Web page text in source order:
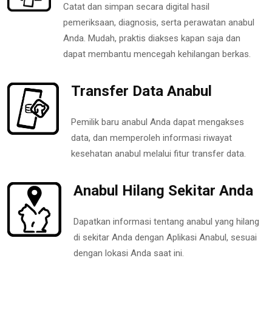
Catat dan simpan secara digital hasil
pemeriksaan, diagnosis, serta perawatan anabul
Anda. Mudah, praktis diakses kapan saja dan
dapat membantu mencegah kehilangan berkas.
Transfer Data Anabul
Pemilik baru anabul Anda dapat mengakses
data, dan memperoleh informasi riwayat
kesehatan anabul melalui fitur transfer data.
Anabul Hilang Sekitar Anda
Dapatkan informasi tentang anabul yang hilang
di sekitar Anda dengan Aplikasi Anabul, sesuai
dengan lokasi Anda saat ini.